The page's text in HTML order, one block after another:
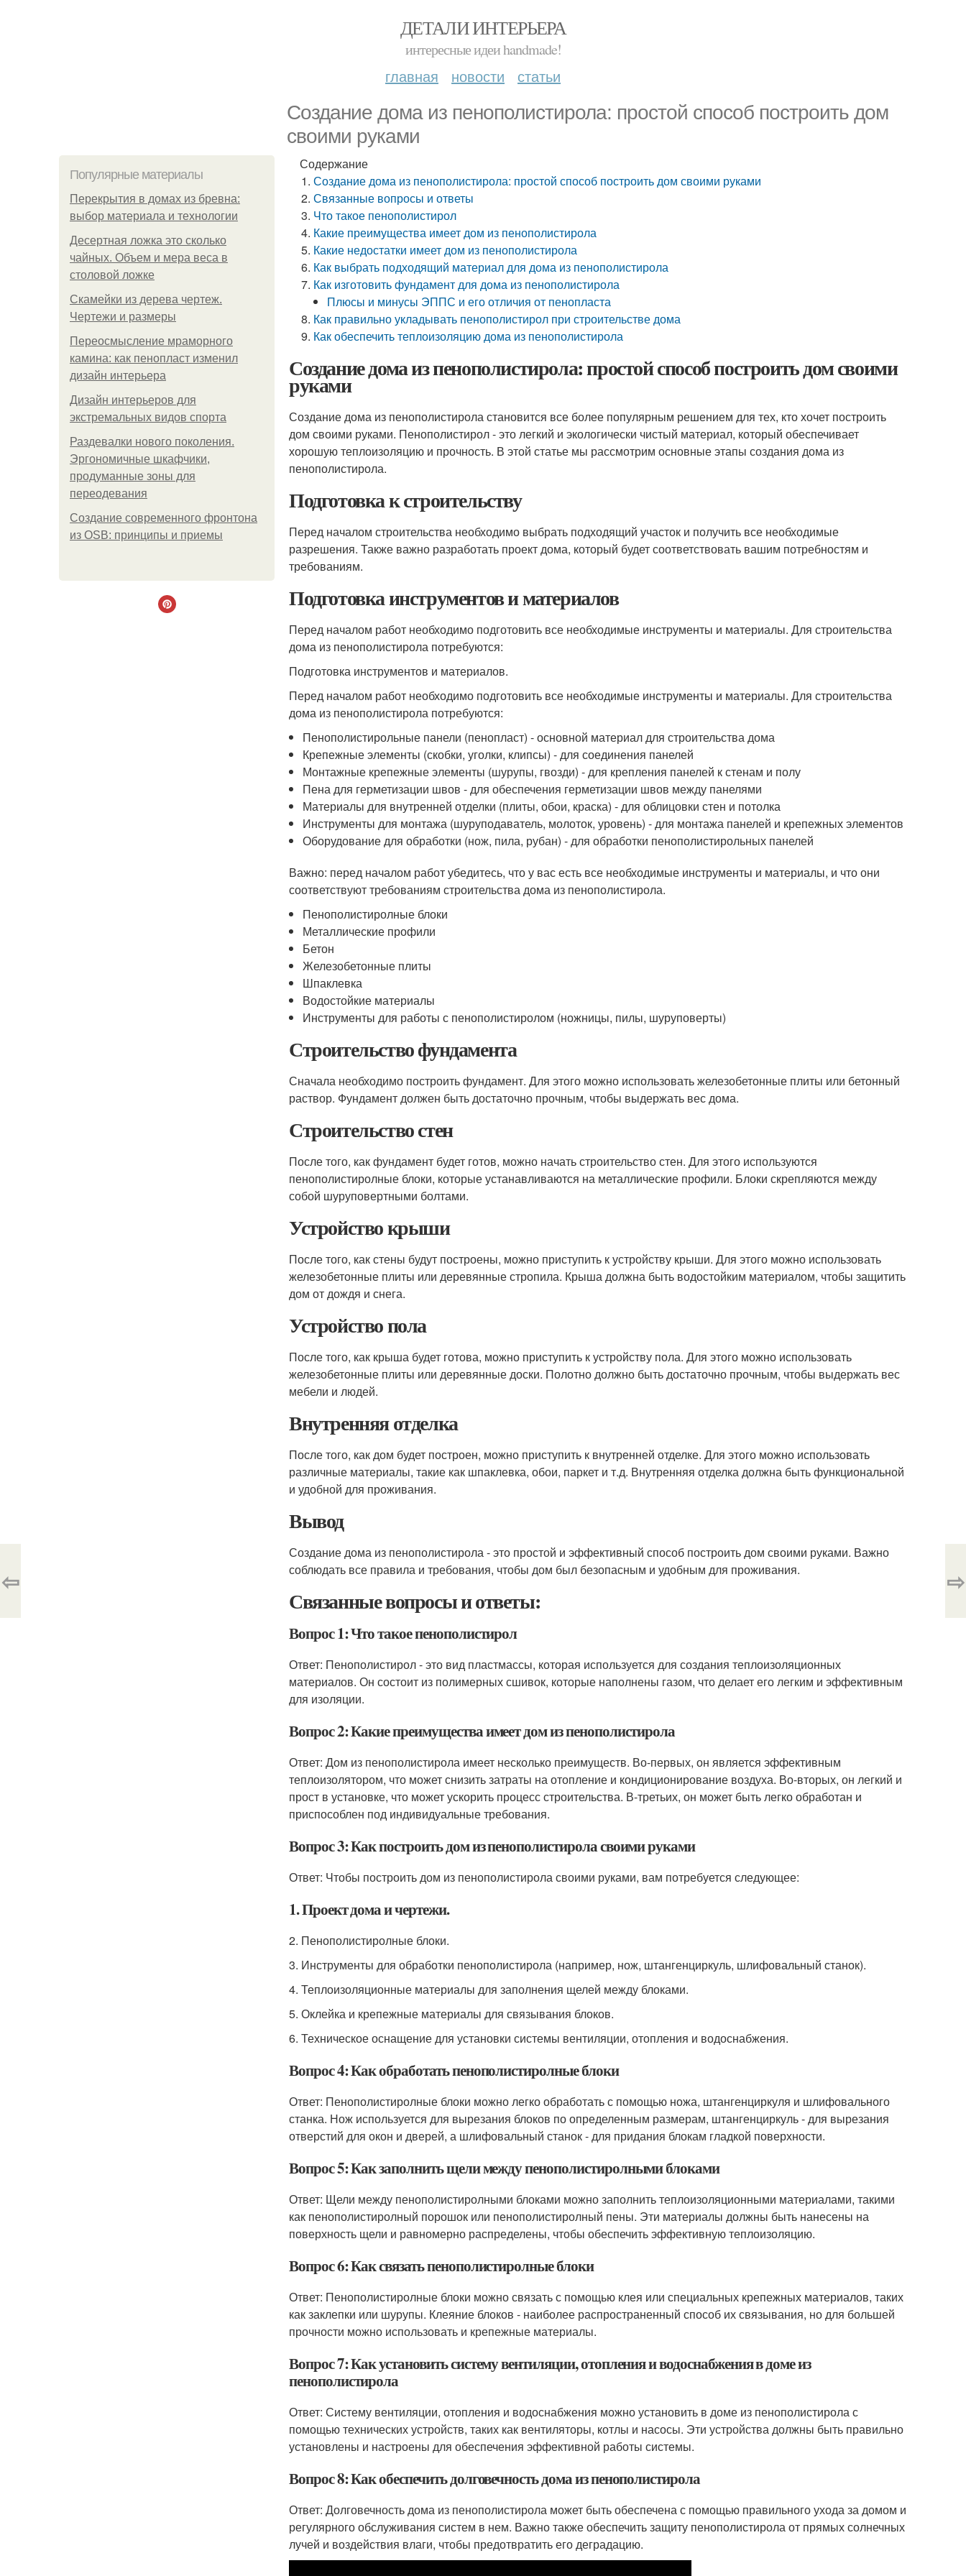
ДЕТАЛИ ИНТЕРЬЕРА
интересные идеи handmade!
главная новости статьи
Создание дома из пенополистирола: простой способ построить дом
своими руками
Популярные материалы
Перекрытия в домах из бревна:
выбор материала и технологии
Десертная ложка это сколько
чайных. Объем и мера веса в
столовой ложке
Скамейки из дерева чертеж.
Чертежи и размеры
Переосмысление мраморного
камина: как пенопласт изменил
дизайн интерьера
Дизайн интерьеров для
экстремальных видов спорта
Раздевалки нового поколения.
Эргономичные шкафчики,
продуманные зоны для
переодевания
Создание современного фронтона
из OSB: принципы и приемы
Содержание
Создание дома из пенополистирола: простой способ построить дом своими руками
Связанные вопросы и ответы
Что такое пенополистирол
Какие преимущества имеет дом из пенополистирола
Какие недостатки имеет дом из пенополистирола
Как выбрать подходящий материал для дома из пенополистирола
Как изготовить фундамент для дома из пенополистирола
Плюсы и минусы ЭППС и его отличия от пенопласта
Как правильно укладывать пенополистирол при строительстве дома
Как обеспечить теплоизоляцию дома из пенополистирола
Создание дома из пенополистирола: простой способ построить дом своими
руками
Создание дома из пенополистирола становится все более популярным решением для тех, кто хочет построить
дом своими руками. Пенополистирол - это легкий и экологически чистый материал, который обеспечивает
хорошую теплоизоляцию и прочность. В этой статье мы рассмотрим основные этапы создания дома из
пенополистирола.
Подготовка к строительству
Перед началом строительства необходимо выбрать подходящий участок и получить все необходимые
разрешения. Также важно разработать проект дома, который будет соответствовать вашим потребностям и
требованиям.
Подготовка инструментов и материалов
Перед началом работ необходимо подготовить все необходимые инструменты и материалы. Для строительства
дома из пенополистирола потребуются:
Подготовка инструментов и материалов.
Перед началом работ необходимо подготовить все необходимые инструменты и материалы. Для строительства
дома из пенополистирола потребуются:
Пенополистирольные панели (пенопласт) - основной материал для строительства дома
Крепежные элементы (скобки, уголки, клипсы) - для соединения панелей
Монтажные крепежные элементы (шурупы, гвозди) - для крепления панелей к стенам и полу
Пена для герметизации швов - для обеспечения герметизации швов между панелями
Материалы для внутренней отделки (плиты, обои, краска) - для облицовки стен и потолка
Инструменты для монтажа (шуруподаватель, молоток, уровень) - для монтажа панелей и крепежных элементов
Оборудование для обработки (нож, пила, рубан) - для обработки пенополистирольных панелей
Важно: перед началом работ убедитесь, что у вас есть все необходимые инструменты и материалы, и что они
соответствуют требованиям строительства дома из пенополистирола.
Пенополистиролные блоки
Металлические профили
Бетон
Железобетонные плиты
Шпаклевка
Водостойкие материалы
Инструменты для работы с пенополистиролом (ножницы, пилы, шуруповерты)
Строительство фундамента
Сначала необходимо построить фундамент. Для этого можно использовать железобетонные плиты или бетонный
раствор. Фундамент должен быть достаточно прочным, чтобы выдержать вес дома.
Строительство стен
После того, как фундамент будет готов, можно начать строительство стен. Для этого используются
пенополистиролные блоки, которые устанавливаются на металлические профили. Блоки скрепляются между
собой шуруповертными болтами.
Устройство крыши
После того, как стены будут построены, можно приступить к устройству крыши. Для этого можно использовать
железобетонные плиты или деревянные стропила. Крыша должна быть водостойким материалом, чтобы защитить
дом от дождя и снега.
Устройство пола
После того, как крыша будет готова, можно приступить к устройству пола. Для этого можно использовать
железобетонные плиты или деревянные доски. Полотно должно быть достаточно прочным, чтобы выдержать вес
мебели и людей.
Внутренняя отделка
После того, как дом будет построен, можно приступить к внутренней отделке. Для этого можно использовать
различные материалы, такие как шпаклевка, обои, паркет и т.д. Внутренняя отделка должна быть функциональной
и удобной для проживания.
Вывод
Создание дома из пенополистирола - это простой и эффективный способ построить дом своими руками. Важно
соблюдать все правила и требования, чтобы дом был безопасным и удобным для проживания.
Связанные вопросы и ответы:
Вопрос 1: Что такое пенополистирол
Ответ: Пенополистирол - это вид пластмассы, которая используется для создания теплоизоляционных
материалов. Он состоит из полимерных сшивок, которые наполнены газом, что делает его легким и эффективным
для изоляции.
Вопрос 2: Какие преимущества имеет дом из пенополистирола
Ответ: Дом из пенополистирола имеет несколько преимуществ. Во-первых, он является эффективным
теплоизолятором, что может снизить затраты на отопление и кондиционирование воздуха. Во-вторых, он легкий и
прост в установке, что может ускорить процесс строительства. В-третьих, он может быть легко обработан и
приспособлен под индивидуальные требования.
Вопрос 3: Как построить дом из пенополистирола своими руками
Ответ: Чтобы построить дом из пенополистирола своими руками, вам потребуется следующее:
1. Проект дома и чертежи.
2. Пенополистиролные блоки.
3. Инструменты для обработки пенополистирола (например, нож, штангенциркуль, шлифовальный станок).
4. Теплоизоляционные материалы для заполнения щелей между блоками.
5. Оклейка и крепежные материалы для связывания блоков.
6. Техническое оснащение для установки системы вентиляции, отопления и водоснабжения.
Вопрос 4: Как обработать пенополистиролные блоки
Ответ: Пенополистиролные блоки можно легко обработать с помощью ножа, штангенциркуля и шлифовального
станка. Нож используется для вырезания блоков по определенным размерам, штангенциркуль - для вырезания
отверстий для окон и дверей, а шлифовальный станок - для придания блокам гладкой поверхности.
Вопрос 5: Как заполнить щели между пенополистиролными блоками
Ответ: Щели между пенополистиролными блоками можно заполнить теплоизоляционными материалами, такими
как пенополистиролный порошок или пенополистиролный пены. Эти материалы должны быть нанесены на
поверхность щели и равномерно распределены, чтобы обеспечить эффективную теплоизоляцию.
Вопрос 6: Как связать пенополистиролные блоки
Ответ: Пенополистиролные блоки можно связать с помощью клея или специальных крепежных материалов, таких
как заклепки или шурупы. Клеяние блоков - наиболее распространенный способ их связывания, но для большей
прочности можно использовать и крепежные материалы.
Вопрос 7: Как установить систему вентиляции, отопления и водоснабжения в доме из
пенополистирола
Ответ: Систему вентиляции, отопления и водоснабжения можно установить в доме из пенополистирола с
помощью технических устройств, таких как вентиляторы, котлы и насосы. Эти устройства должны быть правильно
установлены и настроены для обеспечения эффективной работы системы.
Вопрос 8: Как обеспечить долговечность дома из пенополистирола
Ответ: Долговечность дома из пенополистирола может быть обеспечена с помощью правильного ухода за домом и
регулярного обслуживания систем в нем. Важно также обеспечить защиту пенополистирола от прямых солнечных
лучей и воздействия влаги, чтобы предотвратить его деградацию.
⇦ ⇨